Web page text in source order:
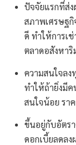
ปัจจัยแรกที่ส่ง
สภาพเศรษฐกิ
ดี ทำให้การเ
ตลาดอสังหา
ความสนใจล
ทำให้ถ้ายิ่งมีค
สนใจน้อย รา
ขึ้นอยู่กับอัตรา
ดอกเบี้ยลดล